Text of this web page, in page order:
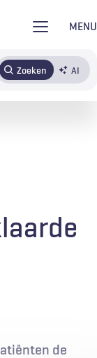
MENU
Zoeken AI
de